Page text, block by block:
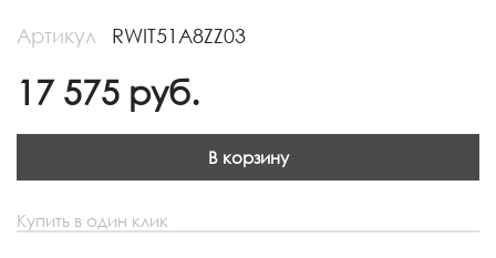
Артикул RWIT51A8ZZ03
17 575 руб.
В корзину
Купить в один клик